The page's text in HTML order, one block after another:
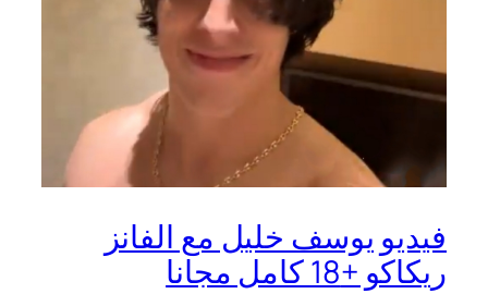
فيديو يوسف خليل مع الفانز
ريكاكو +18 كامل مجانا